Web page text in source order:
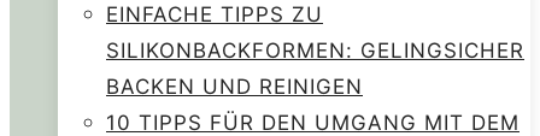
EINFACHE TIPPS ZU
SILIKONBACKFORMEN: GELINGSICHER
BACKEN UND REINIGEN
10 TIPPS FÜR DEN UMGANG MIT DEM